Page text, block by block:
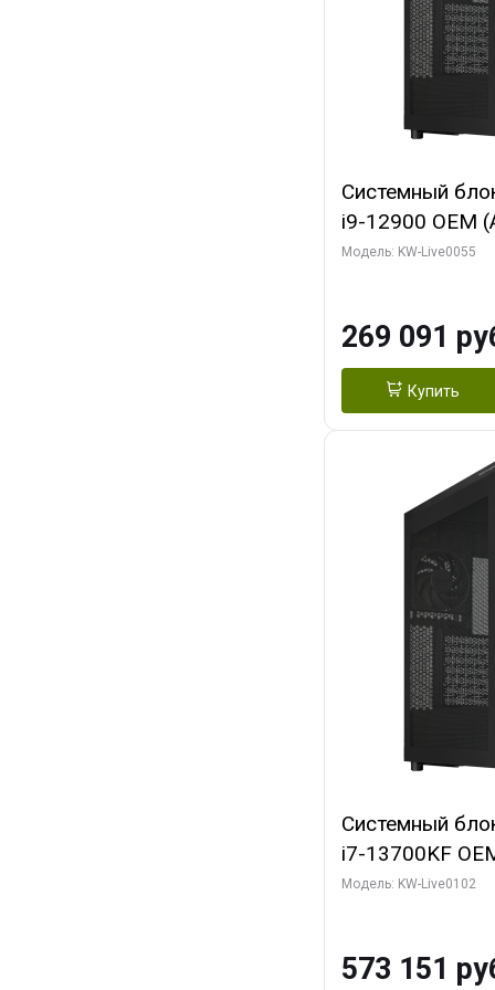
Системный
i9-12900 OEM
C16 8EC/8PC/
HDMI/ 1 ТБ
Модель: KW-Live0055
269 091
Купить
Системный
i7-13700KF
7, C16 8EC/
Turbo/ 960 ГБ
Модель: KW-Live0102
573 151